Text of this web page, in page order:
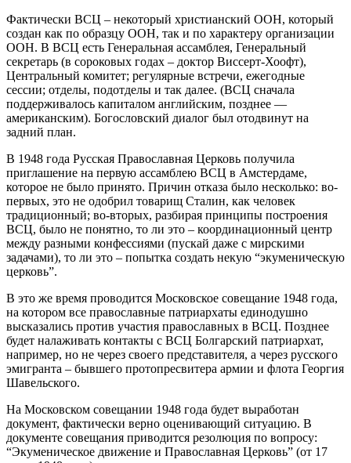
Фактически ВСЦ – некоторый христианский ООН, который
создан как по образцу ООН, так и по характеру организации
ООН. В ВСЦ есть Генеральная ассамблея, Генеральный
секретарь (в сороковых годах – доктор Виссерт‑Хоофт),
Центральный комитет; регулярные встречи, ежегодные
сессии; отделы, подотделы и так далее. (ВСЦ сначала
поддерживалось капиталом английским, позднее —
американским). Богословский диалог был отодвинут на
задний план.
В 1948 года Русская Православная Церковь получила
приглашение на первую ассамблею ВСЦ в Амстердаме,
которое не было принято. Причин отказа было несколько: во-
первых, это не одобрил товарищ Сталин, как человек
традиционный; во-вторых, разбирая принципы построения
ВСЦ, было не понятно, то ли это – координационный центр
между разными конфессиями (пускай даже с мирскими
задачами), то ли это – попытка создать некую “экуменическую
церковь”.
В это же время проводится Московское совещание 1948 года,
на котором все православные патриархаты единодушно
высказались против участия православных в ВСЦ. Позднее
будет налаживать контакты с ВСЦ Болгарский патриархат,
например, но не через своего представителя, а через русского
эмигранта – бывшего протопресвитера армии и флота Георгия
Шавельского.
На Московском совещании 1948 года будет выработан
документ, фактически верно оценивающий ситуацию. В
документе совещания приводится резолюция по вопросу:
“Экуменическое движение и Православная Церковь” (от 17